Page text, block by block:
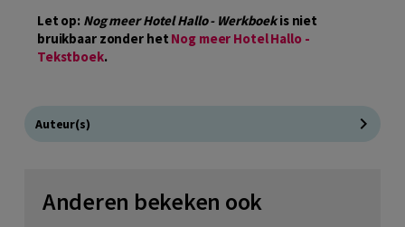
Let op: Nog meer Hotel Hallo - Werkboekis niet
bruikbaar zonder het Nog meer Hotel Hallo -
Tekstboek.
Auteur(s)
Anderen bekeken ook